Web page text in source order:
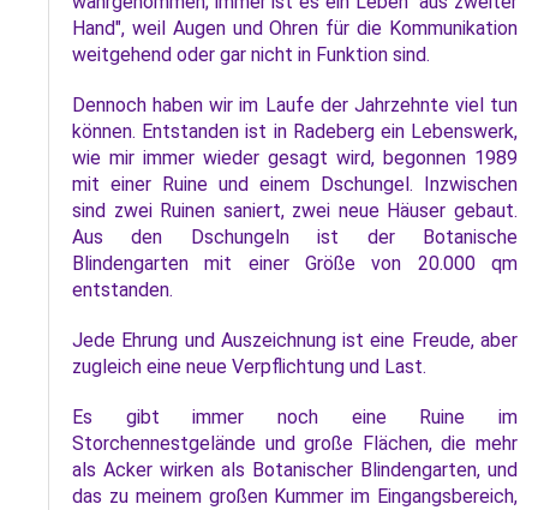
Hand", weil Augen und Ohren für die Kommunikation
weitgehend oder gar nicht in Funktion sind.
Dennoch haben wir im Laufe der Jahrzehnte viel tun
können. Entstanden ist in Radeberg ein Lebenswerk,
wie mir immer wieder gesagt wird, begonnen 1989
mit einer Ruine und einem Dschungel. Inzwischen
sind zwei Ruinen saniert, zwei neue Häuser gebaut.
Aus den Dschungeln ist der Botanische
Blindengarten mit einer Größe von 20.000 qm
entstanden.
Jede Ehrung und Auszeichnung ist eine Freude, aber
zugleich eine neue Verpflichtung und Last.
Es gibt immer noch eine Ruine im
Storchennestgelände und große Flächen, die mehr
als Acker wirken als Botanischer Blindengarten, und
das zu meinem großen Kummer im Eingangsbereich,